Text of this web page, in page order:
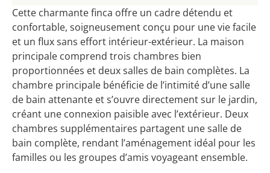
Cette charmante finca offre un cadre détendu et
confortable, soigneusement conçu pour une vie facile
et un flux sans effort intérieur-extérieur. La maison
principale comprend trois chambres bien
proportionnées et deux salles de bain complètes. La
chambre principale bénéficie de l’intimité d’une salle
de bain attenante et s’ouvre directement sur le jardin,
créant une connexion paisible avec l’extérieur. Deux
chambres supplémentaires partagent une salle de
bain complète, rendant l’aménagement idéal pour les
familles ou les groupes d’amis voyageant ensemble.